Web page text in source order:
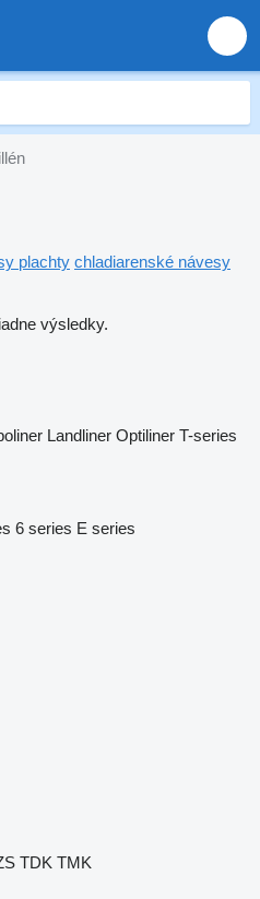
plachty chladiarenské návesy
výsledky.
Landliner Optiliner T-series
6 series E series
TDK TMK